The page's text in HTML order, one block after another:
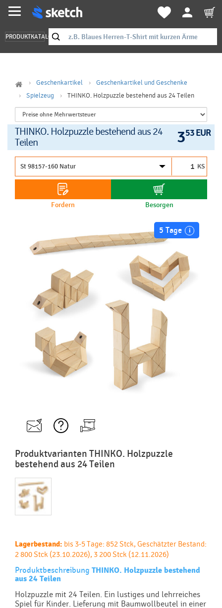
PRODUKTKATALOG
Geschenkartikel
Geschenkartikel und Geschenke
Spielzeug
THINKO. Holzpuzzle bestehend aus 24 Teilen
THINKO. Holzpuzzle bestehend aus 24
Teilen
353 EUR
KS
Fordern Besorgen
5 Tage
Produktvarianten THINKO. Holzpuzzle
bestehend aus 24 Teilen
Lagerbestand: bis 3-5 Tage: 852 Stck, Geschätzter Bestand:
2 800 Stck (23.10.2026), 3 200 Stck (12.11.2026)
Produktbeschreibung THINKO. Holzpuzzle bestehend
aus 24 Teilen
Holzpuzzle mit 24 Teilen. Ein lustiges und lehrreiches
Spiel für Kinder. Lieferung mit Baumwollbeutel in einer